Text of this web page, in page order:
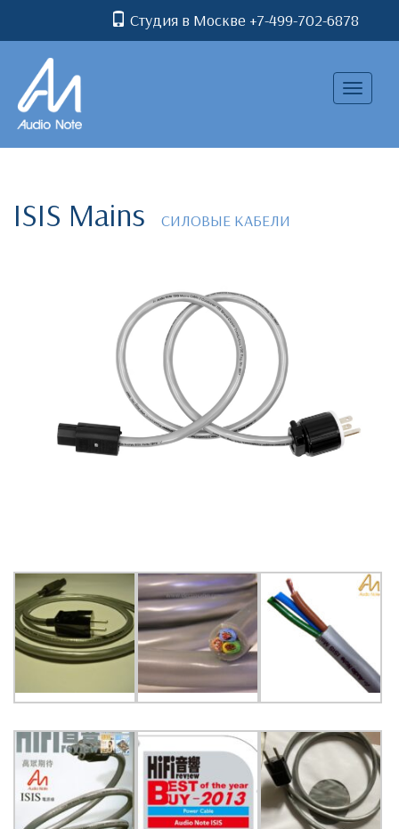
Студия в Москве +7-499-702-6878
Toggle
ISIS Mains СИЛОВЫЕ КАБЕЛИ